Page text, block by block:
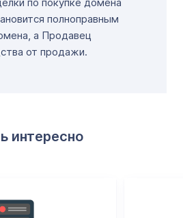
полноправным
а Продавец
от продажи.
интересно